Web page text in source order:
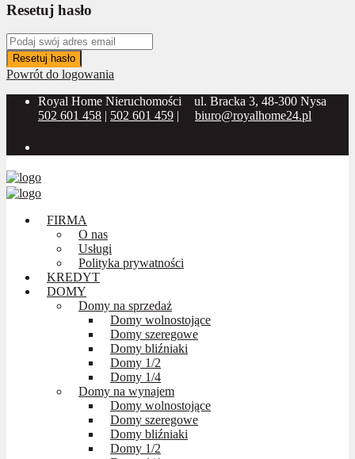
Resetuj hasło
Resetuj hasło
Powrót do logowania
Royal Home Nieruchomości
ul. Bracka 3, 48-300 Nysa
502 601 458 | 502 601 459 | biuro@royalhome24.pl
FIRMA
O nas
Usługi
Polityka prywatności
KREDYT
DOMY
Domy na sprzedaż
Domy wolnostojące
Domy szeregowe
Domy bliźniaki
Domy 1/2
Domy 1/4
Domy na wynajem
Domy wolnostojące
Domy szeregowe
Domy bliźniaki
Domy 1/2